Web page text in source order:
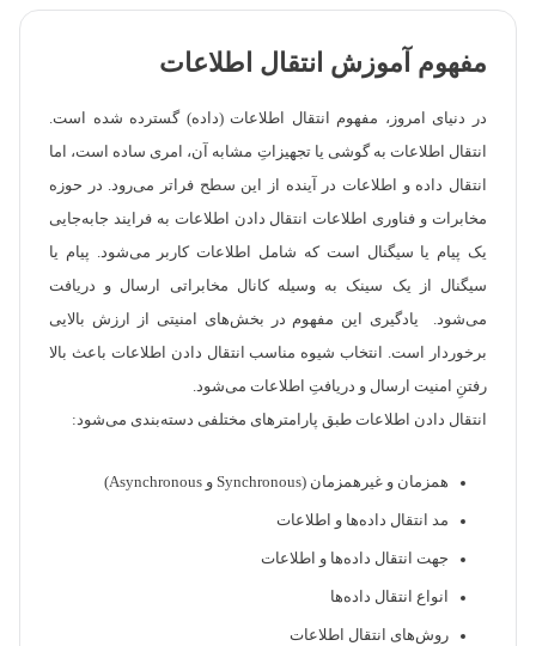
مفهوم آموزش انتقال اطلاعات
در دنیای امروز، مفهوم انتقال اطلاعات (داده) گسترده شده است.
انتقال اطلاعات به گوشی یا تجهیزاتِ مشابه آن، امری ساده است، اما
انتقال داده و اطلاعات در آینده از این سطح فراتر می‌رود. در حوزه
مخابرات و فناوری اطلاعات انتقال دادن اطلاعات به فرایند جابه‌جایی
یک پیام یا سیگنال است که شامل اطلاعات کاربر می‌شود. پیام یا
سیگنال از یک سینک به وسیله کانال مخابراتی ارسال و دریافت
می‌شود. یادگیری این مفهوم در بخش‌های امنیتی از ارزش بالایی
برخوردار است. انتخاب شیوه مناسب انتقال دادن اطلاعات باعث بالا
رفتنِ امنیت ارسال و دریافتِ اطلاعات می‌شود.
انتقال دادن اطلاعات طبق پارامترهای مختلفی دسته‌بندی می‌شود:
همزمان و غیر‌همزمان (Synchronous و Asynchronous)
مد انتقال داده‌ها و اطلاعات
جهت انتقال داده‌ها و اطلاعات
انواع انتقال داده‌ها
روش‌های انتقال اطلاعات